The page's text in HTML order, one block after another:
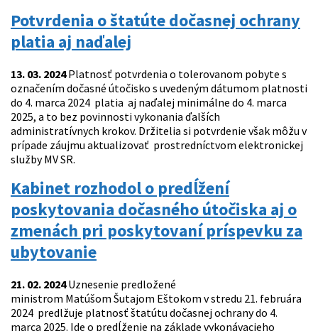
Potvrdenia o štatúte dočasnej ochrany
platia aj naďalej
13. 03. 2024Platnosť potvrdenia o tolerovanom pobyte s
označením dočasné útočisko s uvedeným dátumom platnosti
do 4. marca 2024 platia aj naďalej minimálne do 4. marca
2025, a to bez povinnosti vykonania ďalších
administratívnych krokov. Držitelia si potvrdenie však môžu v
prípade záujmu aktualizovať prostredníctvom elektronickej
služby MV SR.
Kabinet rozhodol o predĺžení
poskytovania dočasného útočiska aj o
zmenách pri poskytovaní príspevku za
ubytovanie
21. 02. 2024Uznesenie predložené
ministrom Matúšom Šutajom Eštokom v stredu 21. februára
2024 predlžuje platnosť štatútu dočasnej ochrany do 4.
marca 2025. Ide o predĺženie na základe vykonávacieho